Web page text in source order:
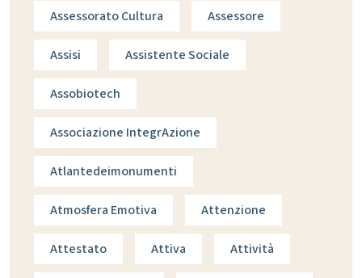
Assessorato Cultura Assessore
Assisi Assistente Sociale
Assobiotech
Associazione IntegrAzione
Atlantedeimonumenti
Atmosfera Emotiva Attenzione
Attestato Attiva Attività